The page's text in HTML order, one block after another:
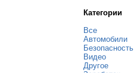
Категории
Все
Автомобили
Безопасность
Видео
Другое